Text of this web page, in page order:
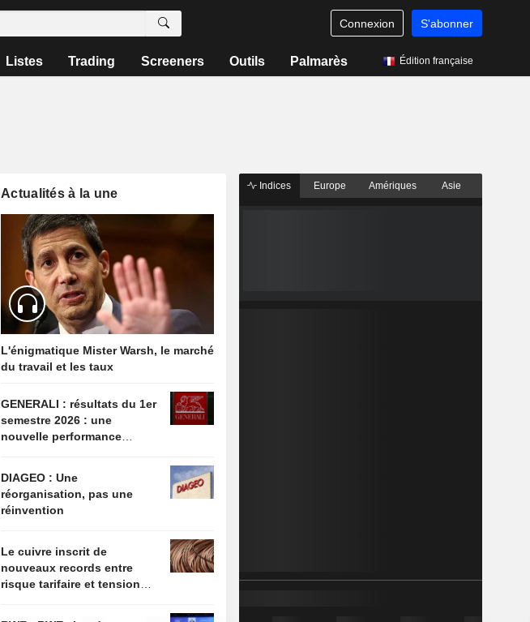
Connexion S'abonner
Listes Trading Screeners Outils Palmarès Édition française
Actualités à la une
L'énigmatique Mister Warsh, le marché
du travail et les taux
GENERALI : résultats du 1er
semestre 2026 : une
nouvelle performance
anticipée
DIAGEO : Une
réorganisation, pas une
réinvention
Le cuivre inscrit de
nouveaux records entre
risque tarifaire et tensions
Indices Europe Amériques Asie